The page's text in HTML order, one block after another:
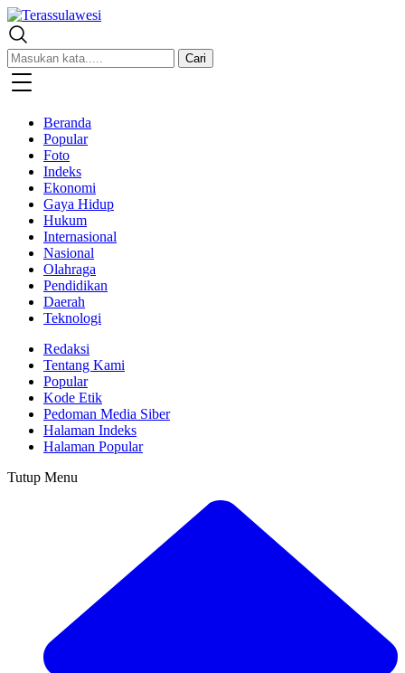
Terassulawesi
Kabar Menginspirasi
Cari
Beranda
Popular
Foto
Indeks
Ekonomi
Gaya Hidup
Hukum
Internasional
Nasional
Olahraga
Pendidikan
Daerah
Teknologi
Redaksi
Tentang Kami
Popular
Kode Etik
Pedoman Media Siber
Halaman Indeks
Halaman Popular
Tutup Menu